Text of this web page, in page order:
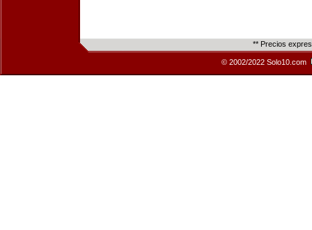
** Precios
© 2002/2022 Solo10.com